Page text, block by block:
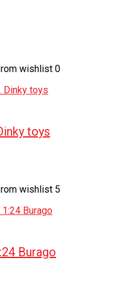
wishlist 0
toys
wishlist 5
Burago